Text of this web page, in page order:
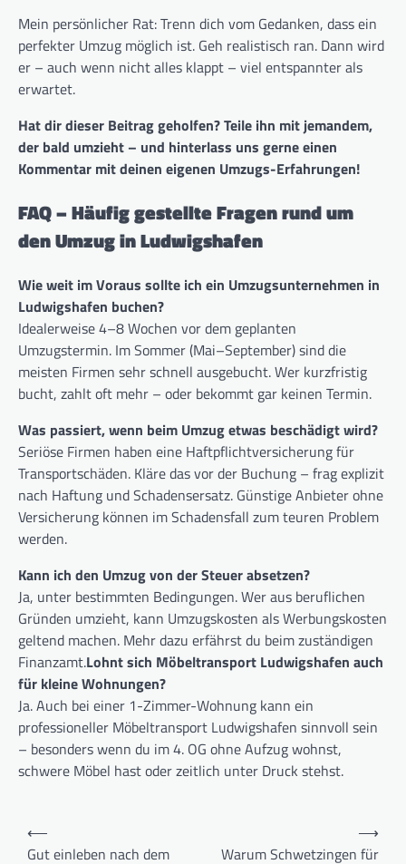
Mein persönlicher Rat: Trenn dich vom Gedanken, dass ein
perfekter Umzug möglich ist. Geh realistisch ran. Dann wird
er – auch wenn nicht alles klappt – viel entspannter als
erwartet.
Hat dir dieser Beitrag geholfen? Teile ihn mit jemandem,
der bald umzieht – und hinterlass uns gerne einen
Kommentar mit deinen eigenen Umzugs-Erfahrungen!
FAQ – Häufig gestellte Fragen rund um
den Umzug in Ludwigshafen
Wie weit im Voraus sollte ich ein Umzugsunternehmen in
Ludwigshafen buchen?
Idealerweise 4–8 Wochen vor dem geplanten
Umzugstermin. Im Sommer (Mai–September) sind die
meisten Firmen sehr schnell ausgebucht. Wer kurzfristig
bucht, zahlt oft mehr – oder bekommt gar keinen Termin.
Was passiert, wenn beim Umzug etwas beschädigt wird?
Seriöse Firmen haben eine Haftpflichtversicherung für
Transportschäden. Kläre das vor der Buchung – frag explizit
nach Haftung und Schadensersatz. Günstige Anbieter ohne
Versicherung können im Schadensfall zum teuren Problem
werden.
Kann ich den Umzug von der Steuer absetzen?
Ja, unter bestimmten Bedingungen. Wer aus beruflichen
Gründen umzieht, kann Umzugskosten als Werbungskosten
geltend machen. Mehr dazu erfährst du beim zuständigen
Finanzamt.Lohnt sich Möbeltransport Ludwigshafen auch
für kleine Wohnungen?
Ja. Auch bei einer 1-Zimmer-Wohnung kann ein
professioneller Möbeltransport Ludwigshafen sinnvoll sein
– besonders wenn du im 4. OG ohne Aufzug wohnst,
schwere Möbel hast oder zeitlich unter Druck stehst.
Beitragsnavigation
⟵
Gut einleben nach dem
Warum Schwetzingen für
⟶